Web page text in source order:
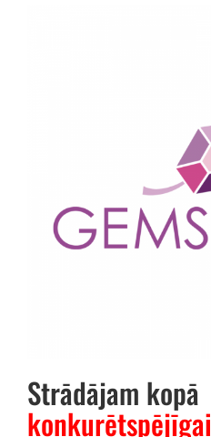
Strādājam kopā
konkurētspējīgai